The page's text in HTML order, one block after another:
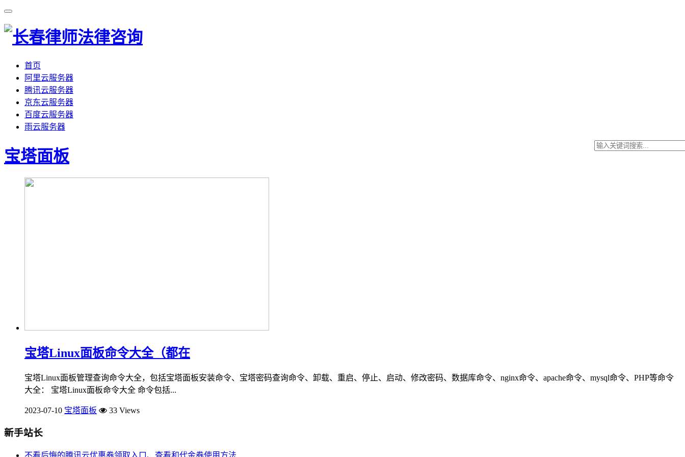
首页
阿里云服务器
腾讯云服务器
京东云服务器
百度云服务器
雨云服务器
宝塔面板
宝塔Linux面板命令大全（都在
宝塔Linux面板管理查询命令大全，包括宝塔面板安装命令、宝塔密码查询命令、卸载、重启、停止、启动、修改密码、数据库命令、nginx命令、apache命令、mysql命令、PHP等命令
大全： 宝塔Linux面板命令大全 命令包括...
2023-07-10 宝塔面板 33 Views
新手站长
不看后悔的腾讯云优惠券领取入口、查看和代金券使用方法